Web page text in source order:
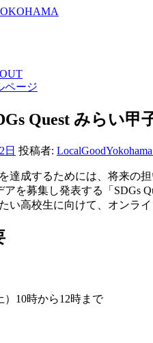
ページ
Quest みらい
日 投稿者:
達成するためには、将来の
を募集し発表する「SDGs
い高校生に向けて、オンラ
）10時から12時まで